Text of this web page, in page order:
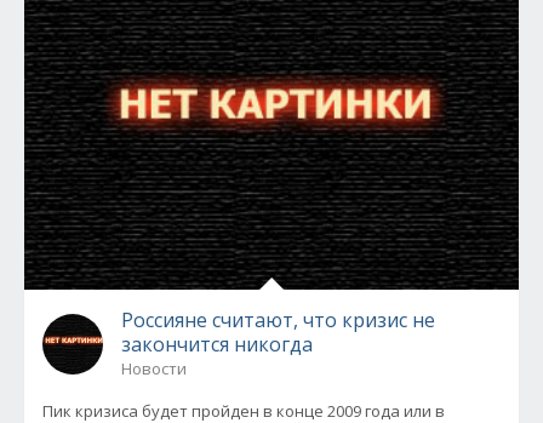
Россияне считают, что кризис не
закончится никогда
Новости
Пик кризиса будет пройден в конце 2009 года или в